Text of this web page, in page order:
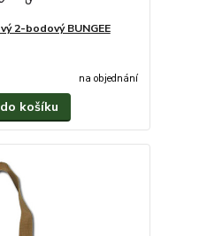
2-bodový BUNGEE
na objednání
košíku